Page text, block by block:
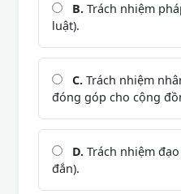
B. Trách nhiệm
luật).
C. Trách nhiệm
đóng góp cho cộng
D. Trách nhiệm
đắn).